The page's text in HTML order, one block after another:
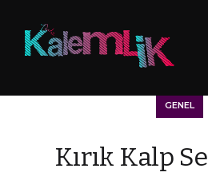
GENEL
Kırık Kalp